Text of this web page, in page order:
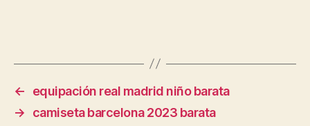
←
equipación real madrid niño barata
→
camiseta barcelona 2023 barata